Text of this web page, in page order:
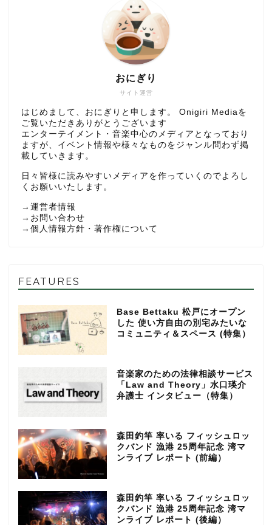
サイト運営
おにぎり
はじめまして、おにぎりと申します。 Onigiri Mediaを
ご覧いただきありがとうございます
エンターテイメント・音楽中心のメディアとなっており
ますが、イベント情報や様々なものをジャンル問わず掲
載していきます。
日々皆様に読みやすいメディアを作っていくのでよろし
くお願いいたします。
→ 運営者情報
→ お問い合わせ
→ 個人情報方針・著作権について
FEATURES
Base Bettaku 松戸にオープン
した 使い方自由の別宅みたいな
コミュニティ＆スペース (特集）
音楽家のための法律相談サービス
「Law and Theory」水口瑛介
弁護士 インタビュー（特集）
森田釣竿 率いる フィッシュロッ
クバンド 漁港 25周年記念 湾マ
ンライブ レポート (前編）
森田釣竿 率いる フィッシュロッ
クバンド 漁港 25周年記念 湾マ
ンライブ レポート (後編）